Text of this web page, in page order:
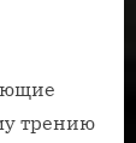
трению